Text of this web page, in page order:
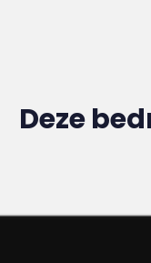
Deze